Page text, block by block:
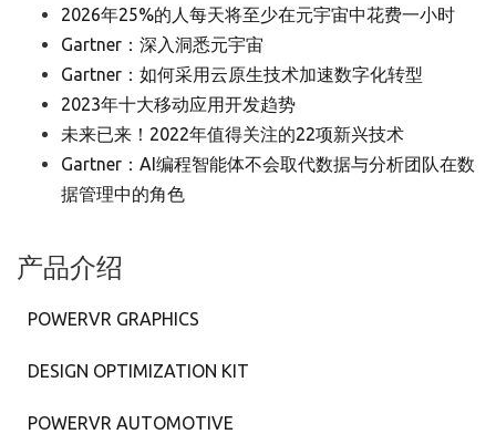
2026年25%的人每天将至少在元宇宙中花费一小时
Gartner：深入洞悉元宇宙
Gartner：如何采用云原生技术加速数字化转型
2023年十大移动应用开发趋势
未来已来！2022年值得关注的22项新兴技术
Gartner：AI编程智能体不会取代数据与分析团队在数
据管理中的角色
产品介绍
POWERVR GRAPHICS
DESIGN OPTIMIZATION KIT
POWERVR AUTOMOTIVE